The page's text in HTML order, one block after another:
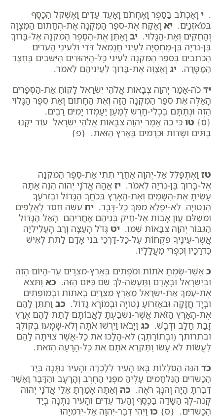
. י וָאֶכְתֹּב בַּסֵּפֶר וָאֶחְתֹּם וָאָעֵד עֵדִים וָאֶשְׁקֹל הַכֶּסֶף
בְּמֹאזְנָיִם. יא וָאֶקַּח אֶת-סֵפֶר הַמִּקְנָה אֶת-הֶחָתוּם הַמִּצְוָה
וְהַחֻקִּים וְאֶת-הַגָּלוּי. יב וָאֶתֵּן אֶת-הַסֵּפֶר הַמִּקְנָה אֶל-בָּרוּךְ
בֶּן-נֵרִיָּה בֶּן-מַחְסֵיָה לְעֵינֵי חֲנַמְאֵל דֹּדִי וּלְעֵינֵי הָעֵדִים
הַכֹּתְבִים בְּסֵפֶר הַמִּקְנָה לְעֵינֵי כָּל-הַיְּהוּדִים הַיֹּשְׁבִים בַּחֲצַר
הַמַּטָּרָה. יג וָאֲצַוֶּה אֶת-בָּרוּךְ לְעֵינֵיהֶם לֵאמֹר.
יד כֹּה-אָמַר יְהוָה צְבָאוֹת אֱלֹהֵי יִשְׂרָאֵל לָקוֹחַ אֶת-הַסְּפָרִים
הָאֵלֶּה אֵת סֵפֶר הַמִּקְנָה הַזֶּה וְאֵת הֶחָתוּם וְאֵת סֵפֶר הַגָּלוּי
הַזֶּה וּנְתַתָּם בִּכְלִי-חָרֶשׂ לְמַעַן יַעַמְדוּ יָמִים רַבִּים.
{ס} טו כִּי כֹה אָמַר יְהוָה צְבָאוֹת אֱלֹהֵי יִשְׂרָאֵל עוֹד יִקָּנוּ
בָתִּים וְשָׂדוֹת וּכְרָמִים בָּאָרֶץ הַזֹּאת. {פ}
טז וָאֶתְפַּלֵּל אֶל-יְהוָה אַחֲרֵי תִתִּי אֶת-סֵפֶר הַמִּקְנָה
אֶל-בָּרוּךְ בֶּן-נֵרִיָּה לֵאמֹר. יז אֲהָהּ אֲדֹנָי יְהוִה הִנֵּה אַתָּה
עָשִׂיתָ אֶת-הַשָּׁמַיִם וְאֶת-הָאָרֶץ בְּכֹחֲךָ הַגָּדוֹל וּבִזְרֹעֲךָ
הַנְּטוּיָה לֹא-יִפָּלֵא מִמְּךָ כָּל-דָּבָר. יח עֹשֶׂה חֶסֶד לַאֲלָפִים
וּמְשַׁלֵּם עֲו‍ֹן אָבוֹת אֶל-חֵיק בְּנֵיהֶם אַחֲרֵיהֶם הָאֵל הַגָּדוֹל
הַגִּבּוֹר יְהוָה צְבָאוֹת שְׁמוֹ. יט גְּדֹל הָעֵצָה וְרַב הָעֲלִילִיָּה
אֲשֶׁר-עֵינֶיךָ פְקֻחוֹת עַל-כָּל-דַּרְכֵי בְּנֵי אָדָם לָתֵת לְאִישׁ
כִּדְרָכָיו וְכִפְרִי מַעֲלָלָיו.
כ אֲשֶׁר-שַׂמְתָּ אֹתוֹת וּמֹפְתִים בְּאֶרֶץ-מִצְרַיִם עַד-הַיּוֹם הַזֶּה
וּבְיִשְׂרָאֵל וּבָאָדָם וַתַּעֲשֶׂה-לְּךָ שֵׁם כַּיּוֹם הַזֶּה. כא וַתֹּצֵא
אֶת-עַמְּךָ אֶת-יִשְׂרָאֵל מֵאֶרֶץ מִצְרָיִם בְּאֹתוֹת וּבְמוֹפְתִים
וּבְיָד חֲזָקָה וּבְאֶזְרוֹעַ נְטוּיָה וּבְמוֹרָא גָּדוֹל. כב וַתִּתֵּן לָהֶם
אֶת-הָאָרֶץ הַזֹּאת אֲשֶׁר-נִשְׁבַּעְתָּ לַאֲבוֹתָם לָתֵת לָהֶם אֶרֶץ
זָבַת חָלָב וּדְבָשׁ. כג וַיָּבֹאוּ וַיִּרְשׁוּ אֹתָהּ וְלֹא-שָׁמְעוּ בְקוֹלֶךָ
ובתרותך (וּבְתוֹרָתְךָ) לֹא-הָלָכוּ אֵת כָּל-אֲשֶׁר צִוִּיתָה לָהֶם
לַעֲשׂוֹת לֹא עָשׂוּ וַתַּקְרֵא אֹתָם אֵת כָּל-הָרָעָה הַזֹּאת.
כד הִנֵּה הַסֹּלְלוֹת בָּאוּ הָעִיר לְלָכְדָהּ וְהָעִיר נִתְּנָה בְּיַד
הַכַּשְׂדִּים הַנִּלְחָמִים עָלֶיהָ מִפְּנֵי הַחֶרֶב וְהָרָעָב וְהַדָּבֶר וַאֲשֶׁר
דִּבַּרְתָּ הָיָה וְהִנְּךָ רֹאֶה. כה וְאַתָּה אָמַרְתָּ אֵלַי אֲדֹנָי יְהוִה
קְנֵה-לְךָ הַשָּׂדֶה בַּכֶּסֶף וְהָעֵד עֵדִים וְהָעִיר נִתְּנָה בְּיַד
הַכַּשְׂדִּים. {ס} כו וַיְהִי דְּבַר-יְהוָה אֶל-יִרְמְיָהוּ